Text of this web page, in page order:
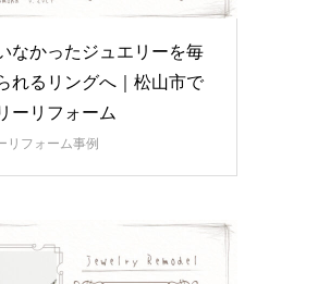
なかったジュエリーを毎
れるリングへ｜松山市で
ーリフォーム
リフォーム事例